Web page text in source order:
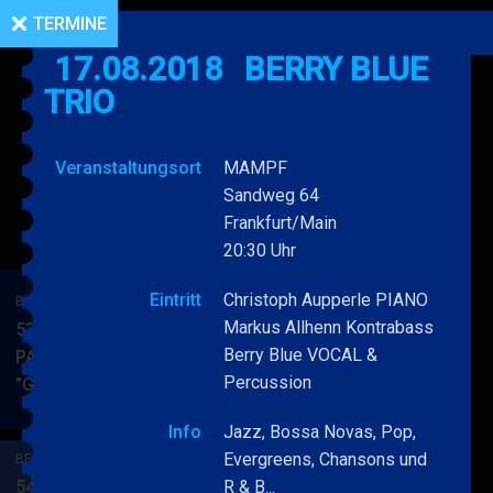
BERRY BLUE & BAND
53. JAZZ Matinee in den
PARKSIDE STUDIOS
"Gypsy Jazz"
&
BERRY BLUE & BAND
54. JAZZ Matinee in den
TERMINE
17.08.2018
BERRY BLUE
TRIO
Veranstaltungsort
MAMPF
Sandweg 64
Frankfurt/Main
20:30 Uhr
Eintritt
Christoph Aupperle PIANO
Markus Allhenn Kontrabass
Berry Blue VOCAL &
Percussion
Info
Jazz, Bossa Novas, Pop,
Evergreens, Chansons und
R & B...